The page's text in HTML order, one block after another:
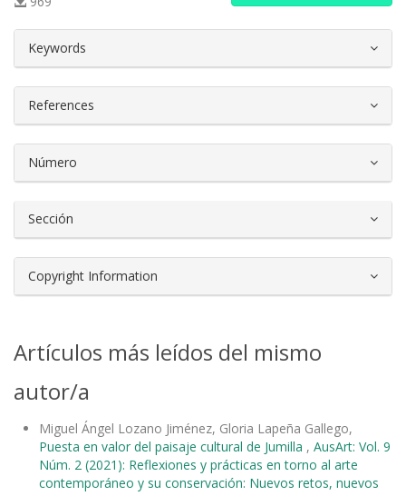
Keywords
References
Número
Sección
Copyright Information
Artículos más leídos del mismo
autor/a
Miguel Ángel Lozano Jiménez, Gloria Lapeña Gallego,
Puesta en valor del paisaje cultural de Jumilla , AusArt: Vol. 9
Núm. 2 (2021): Reflexiones y prácticas en torno al arte
contemporáneo y su conservación: Nuevos retos, nuevos